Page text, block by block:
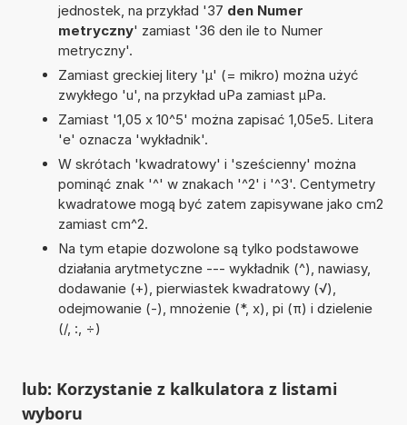
jednostek, na przykład '37 den Numer
metryczny' zamiast '36 den ile to Numer
metryczny'.
Zamiast greckiej litery 'µ' (= mikro) można użyć
zwykłego 'u', na przykład uPa zamiast µPa.
Zamiast '1,05 x 10^5' można zapisać 1,05e5. Litera
'e' oznacza 'wykładnik'.
W skrótach 'kwadratowy' i 'sześcienny' można
pominąć znak '^' w znakach '^2' i '^3'. Centymetry
kwadratowe mogą być zatem zapisywane jako cm2
zamiast cm^2.
Na tym etapie dozwolone są tylko podstawowe
działania arytmetyczne --- wykładnik (^), nawiasy,
dodawanie (+), pierwiastek kwadratowy (√),
odejmowanie (-), mnożenie (*, x), pi (π) i dzielenie
(/, :, ÷)
lub: Korzystanie z kalkulatora z listami
wyboru